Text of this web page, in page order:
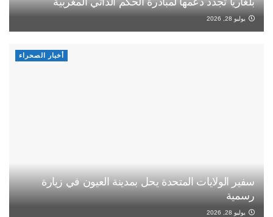
يوليو 28, 2026
أخبار الصحراء
سفير الولايات المتحدة يحل بمدينة العيون في زيارة
رسمية
يوليو 28, 2026